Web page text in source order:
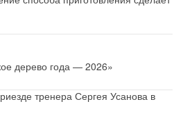
дерево года — 2026»
тренера Сергея Усанова в